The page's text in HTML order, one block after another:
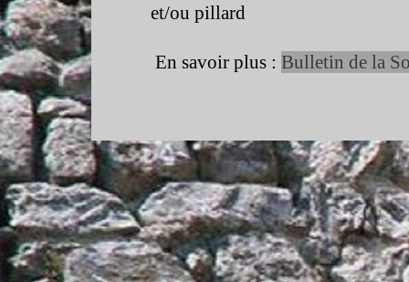
et/ou pillard
En savoir plus : Bulletin de la